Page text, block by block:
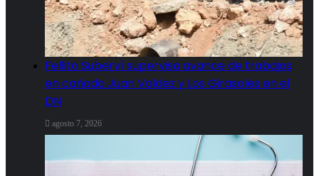
Fellito Suberví supervisa avance de trabajos
en cañada Juan Valdez y Los Girasoles en el
DN
agosto 7, 2026